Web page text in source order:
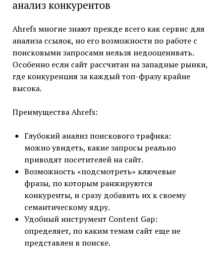
анализ конкурентов
Ahrefs многие знают прежде всего как сервис для
анализа ссылок, но его возможности по работе с
поисковыми запросами нельзя недооценивать.
Особенно если сайт рассчитан на западные рынки,
где конкуренция за каждый топ-фразу крайне
высока.
Преимущества Ahrefs:
Глубокий анализ поискового трафика:
можно увидеть, какие запросы реально
приводят посетителей на сайт.
Возможность «подсмотреть» ключевые
фразы, по которым ранжируются
конкуренты, и сразу добавить их к своему
семантическому ядру.
Удобный инструмент Content Gap:
определяет, по каким темам сайт еще не
представлен в поиске.